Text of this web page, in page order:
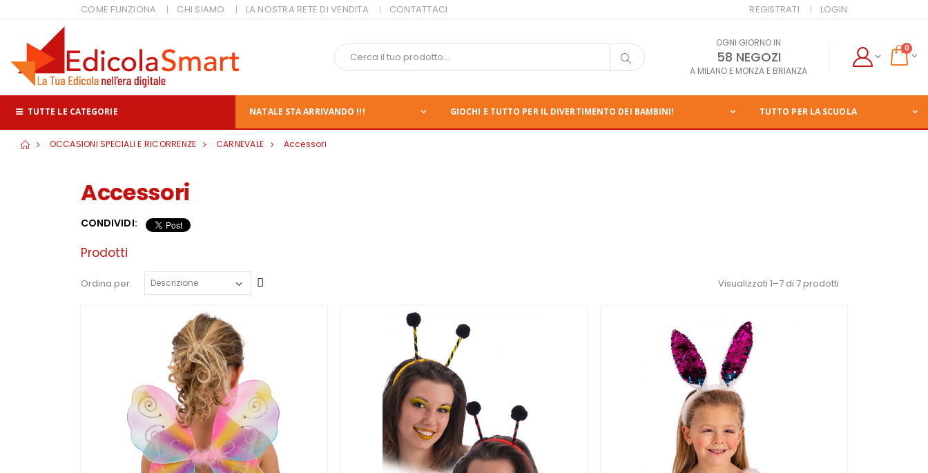
COME FUNZIONA CHI SIAMO LA NOSTRA RETE DI VENDITA CONTATTACI REGISTRATI LOGIN
OGNI GIORNO IN
58 NEGOZI
A MILANO E MONZA E BRIANZA
0
TUTTE LE CATEGORIE NATALE STA ARRIVANDO !!! GIOCHI E TUTTO PER IL DIVERTIMENTO DEI BAMBINI! TUTTO PER LA SCUOLA
OCCASIONI SPECIALI E RICORRENZE CARNEVALE Accessori
Accessori
CONDIVIDI:
Prodotti
Ordina per: Visualizzati 1–7 di 7 prodotti